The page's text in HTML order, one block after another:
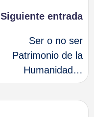
Siguiente entrada
Ser o no ser
Patrimonio de la
Humanidad…